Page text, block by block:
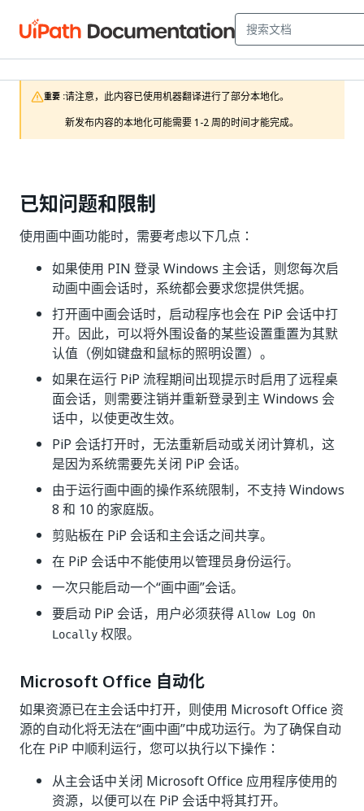
重要 :请注意，此内容已使用机器翻译进行了部分本地化。
新发布内容的本地化可能需要 1-2 周的时间才能完成。
已知问题和限制
使用画中画功能时，需要考虑以下几点：
如果使用 PIN 登录 Windows 主会话，则您每次启
动画中画会话时，系统都会要求您提供凭据。
打开画中画会话时，启动程序也会在 PiP 会话中打
开。因此，可以将外围设备的某些设置重置为其默
认值（例如键盘和鼠标的照明设置）。
如果在运行 PiP 流程期间出现提示时启用了远程桌
面会话，则需要注销并重新登录到主 Windows 会
话中，以使更改生效。
PiP 会话打开时，无法重新启动或关闭计算机，这
是因为系统需要先关闭 PiP 会话。
由于运行画中画的操作系统限制，不支持 Windows
8 和 10 的家庭版。
剪贴板在 PiP 会话和主会话之间共享。
在 PiP 会话中不能使用以管理员身份运行。
一次只能启动一个“画中画”会话。
要启动 PiP 会话，用户必须获得 Allow Log On
Locally 权限。
Microsoft Office 自动化
如果资源已在主会话中打开，则使用 Microsoft Office 资
源的自动化将无法在“画中画”中成功运行。为了确保自动
化在 PiP 中顺利运行，您可以执行以下操作：
从主会话中关闭 Microsoft Office 应用程序使用的
资源，以便可以在 PiP 会话中将其打开。